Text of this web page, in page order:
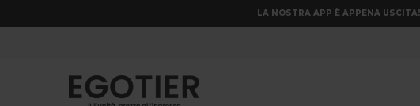
LA NOSTRA APP È APPENA